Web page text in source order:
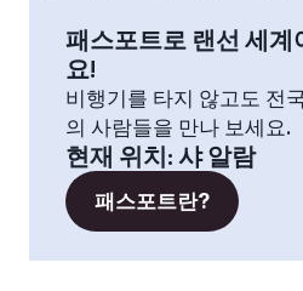
패스포트로 랜선 세계
요!
비행기를 타지 않고도 전
의 사람들을 만나 보세요.
현재 위치: 샤 알람
패스포트란?